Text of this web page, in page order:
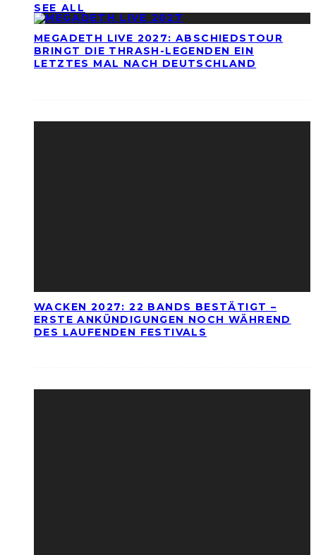
SEE ALL
MEGADETH LIVE 2027: ABSCHIEDSTOUR
BRINGT DIE THRASH-LEGENDEN EIN
LETZTES MAL NACH DEUTSCHLAND
WACKEN 2027: 22 BANDS BESTÄTIGT –
ERSTE ANKÜNDIGUNGEN NOCH WÄHREND
DES LAUFENDEN FESTIVALS